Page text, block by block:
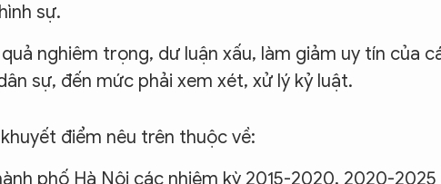
sự.
nghiêm trọng, dư luận xấu, làm giảm uy tín của
sự, đến mức phải xem xét, xử lý kỷ luật.
điểm nêu trên thuộc về:
phố Hà Nội các nhiệm kỳ 2015-2020, 2020-2025